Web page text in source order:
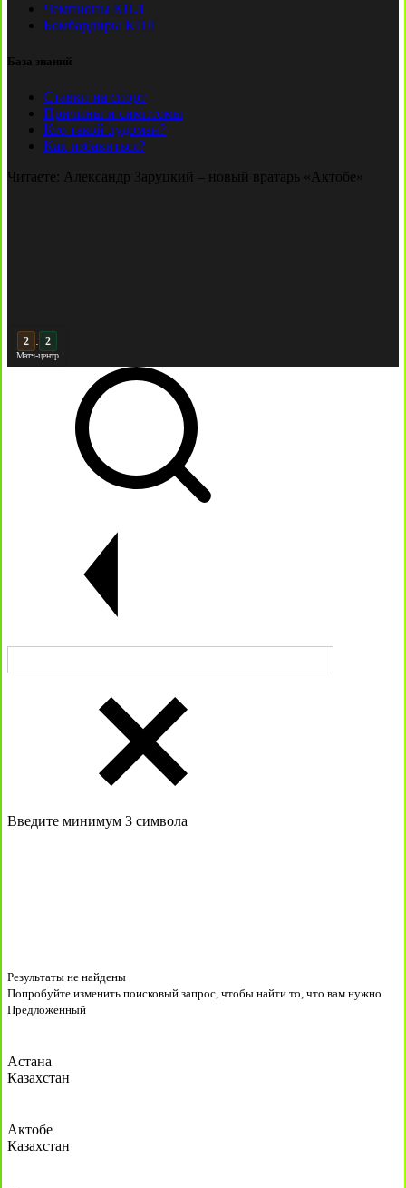
Чемпионы КПЛ
Бомбардиры КПЛ
База знаний
Ставки на спорт
Причины и симптомы
Кто такой лудоман?
Как избавиться?
Читаете: Александр Заруцкий – новый вратарь «Актобе»
3 :
Матч-центр
Введите минимум 3 символа
Результаты не найдены
Попробуйте изменить поисковый запрос, чтобы найти то, что вам нужно.
Предложенный
Астана
Казахстан
Актобе
Казахстан